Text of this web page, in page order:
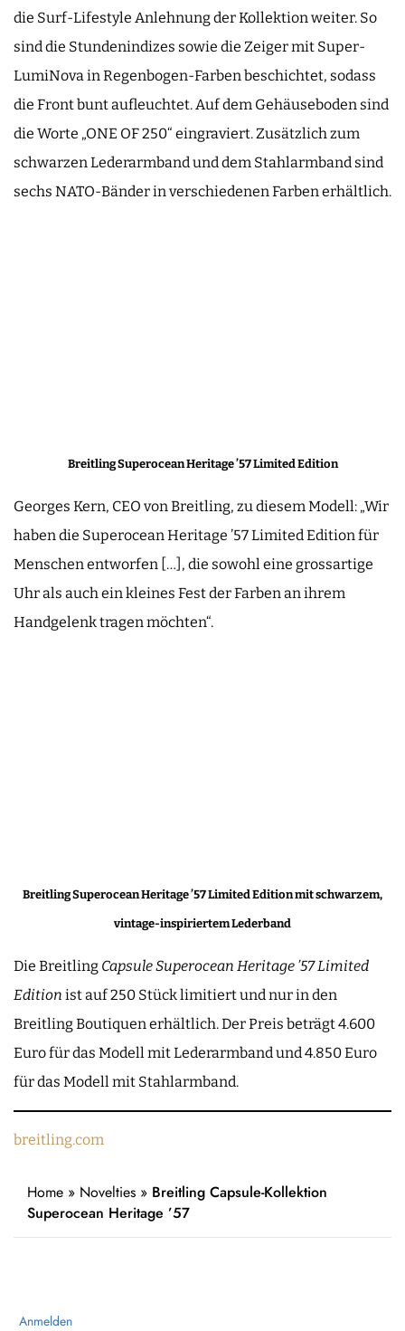
die Surf-Lifestyle Anlehnung der Kollektion weiter. So
sind die Stundenindizes sowie die Zeiger mit Super-
LumiNova in Regenbogen-Farben beschichtet, sodass
die Front bunt aufleuchtet. Auf dem Gehäuseboden sind
die Worte „ONE OF 250“ eingraviert. Zusätzlich zum
schwarzen Lederarmband und dem Stahlarmband sind
sechs NATO-Bänder in verschiedenen Farben erhältlich.
Breitling Superocean Heritage ’57 Limited Edition
Georges Kern, CEO von Breitling, zu diesem Modell: „Wir
haben die Superocean Heritage ’57 Limited Edition für
Menschen entworfen […], die sowohl eine grossartige
Uhr als auch ein kleines Fest der Farben an ihrem
Handgelenk tragen möchten“.
Breitling Superocean Heritage ’57 Limited Edition mit schwarzem,
vintage-inspiriertem Lederband
Die Breitling Capsule Superocean Heritage ’57 Limited
Edition ist auf 250 Stück limitiert und nur in den
Breitling Boutiquen erhältlich. Der Preis beträgt 4.600
Euro für das Modell mit Lederarmband und 4.850 Euro
für das Modell mit Stahlarmband.
breitling.com
Home » Novelties » Breitling Capsule-Kollektion
Superocean Heritage ’57
Anmelden